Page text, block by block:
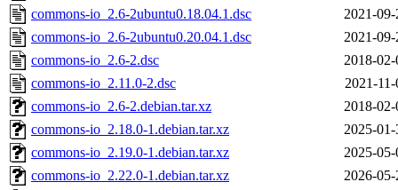
commons-io_2.6-2ubuntu0.18.04.1.dsc
2021-
commons-io_2.6-2ubuntu0.20.04.1.dsc
2021-
commons-io_2.6-2.dsc
2018-
commons-io_2.11.0-2.dsc
2021-
commons-io_2.6-2.debian.tar.xz
2018-
commons-io_2.18.0-1.debian.tar.xz
2025-
commons-io_2.19.0-1.debian.tar.xz
2025-
commons-io_2.22.0-1.debian.tar.xz
2026-